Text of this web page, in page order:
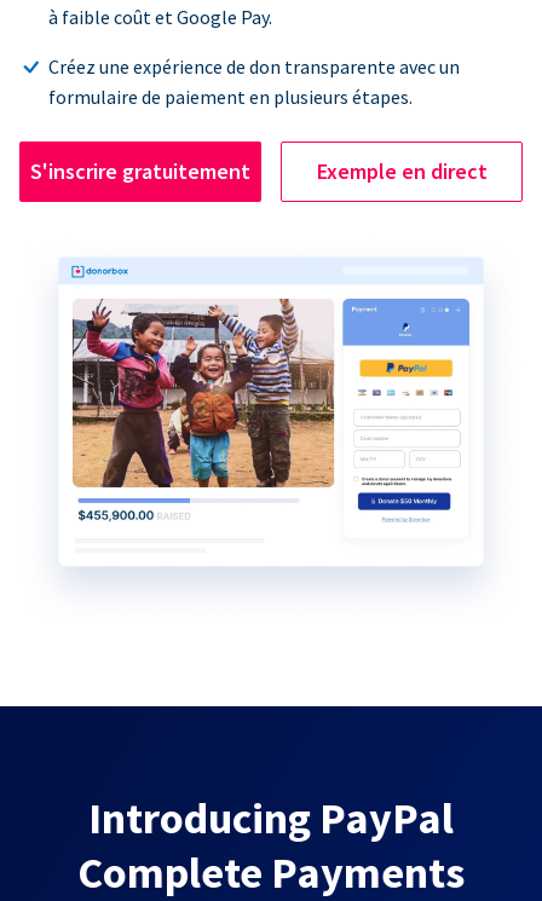
à faible coût et Google Pay.
Créez une expérience de don transparente avec un
formulaire de paiement en plusieurs étapes.
S'inscrire gratuitement Exemple en direct
Introducing PayPal
Complete Payments